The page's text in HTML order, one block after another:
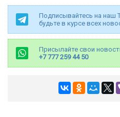
Подписывайтесь на наш
будьте в курсе всех
Присылайте свои
+7 777 259 44 50